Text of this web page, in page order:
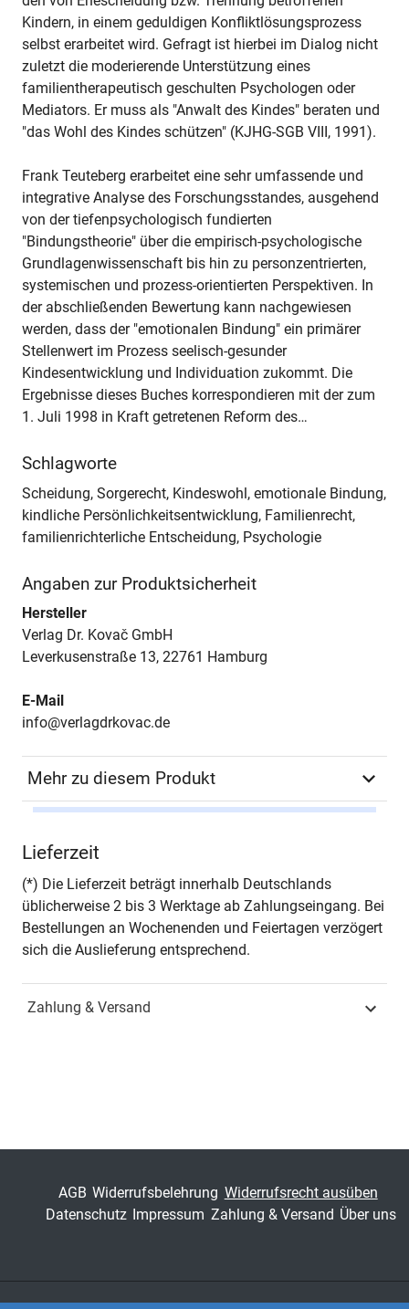
Kindern, in einem geduldigen Konfliktlösungsprozess
selbst erarbeitet wird. Gefragt ist hierbei im Dialog nicht
zuletzt die moderierende Unterstützung eines
familientherapeutisch geschulten Psychologen oder
Mediators. Er muss als "Anwalt des Kindes" beraten und
"das Wohl des Kindes schützen" (KJHG-SGB VIII, 1991).
Frank Teuteberg erarbeitet eine sehr umfassende und
integrative Analyse des Forschungsstandes, ausgehend
von der tiefenpsychologisch fundierten
"Bindungstheorie" über die empirisch-psychologische
Grundlagenwissenschaft bis hin zu personzentrierten,
systemischen und prozess-orientierten Perspektiven. In
der abschließenden Bewertung kann nachgewiesen
werden, dass der "emotionalen Bindung" ein primärer
Stellenwert im Prozess seelisch-gesunder
Kindesentwicklung und Individuation zukommt. Die
Ergebnisse dieses Buches korrespondieren mit der zum
1. Juli 1998 in Kraft getretenen Reform des…
Schlagworte
Scheidung, Sorgerecht, Kindeswohl, emotionale Bindung,
kindliche Persönlichkeitsentwicklung, Familienrecht,
familienrichterliche Entscheidung, Psychologie
Angaben zur Produktsicherheit
Hersteller
Verlag Dr. Kovač GmbH
Leverkusenstraße 13, 22761 Hamburg
E-Mail
info@verlagdrkovac.de
Mehr zu diesem Produkt
Seiten 288
Jahr Hamburg 1998
Schriftenreihe
Lieferzeit
(*) Die Lieferzeit beträgt innerhalb Deutschlands
üblicherweise 2 bis 3 Werktage ab Zahlungseingang. Bei
Bestellungen an Wochenenden und Feiertagen verzögert
sich die Auslieferung entsprechend.
Zahlung & Versand
AGB Widerrufsbelehrung Widerrufsrecht ausüben
Datenschutz Impressum Zahlung & Versand Über uns